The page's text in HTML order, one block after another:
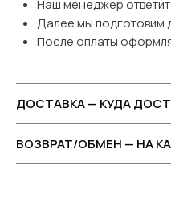
Наш менеджер ответит
Далее мы подготовим
После оплаты
ДОСТАВКА — КУДА
ВОЗВРАТ/ОБМЕН — НА